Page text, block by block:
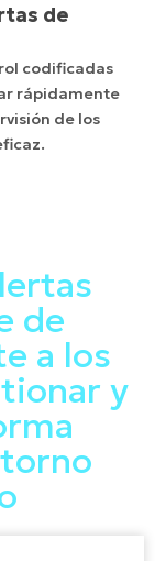
de
codificadas
rápidamente
de los
de
a los
y